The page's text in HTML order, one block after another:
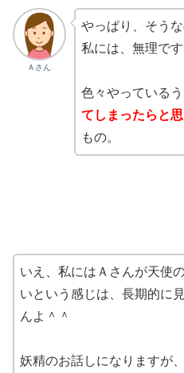
Ａさん
やっぱり、そうな
私には、無理で
色々やっているう
てしまったらと
もの。
いえ、私にはＡさんが天使
いという感じは、長期的に
んよ＾＾
妖精のお話しになりますが